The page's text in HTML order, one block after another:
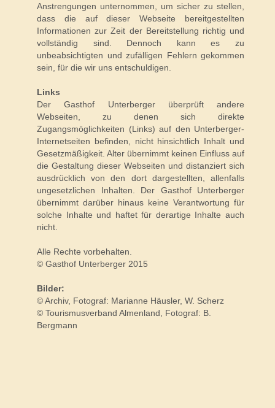
Anstrengungen unternommen, um sicher zu stellen,
dass die auf dieser Webseite bereitgestellten
Informationen zur Zeit der Bereitstellung richtig und
vollständig sind. Dennoch kann es zu
unbeabsichtigten und zufälligen Fehlern gekommen
sein, für die wir uns entschuldigen.
Links
Der Gasthof Unterberger überprüft andere
Webseiten, zu denen sich direkte
Zugangsmöglichkeiten (Links) auf den Unterberger-
Internetseiten befinden, nicht hinsichtlich Inhalt und
Gesetzmäßigkeit. Alter übernimmt keinen Einfluss auf
die Gestaltung dieser Webseiten und distanziert sich
ausdrücklich von den dort dargestellten, allenfalls
ungesetzlichen Inhalten. Der Gasthof Unterberger
übernimmt darüber hinaus keine Verantwortung für
solche Inhalte und haftet für derartige Inhalte auch
nicht.
Alle Rechte vorbehalten.
© Gasthof Unterberger 2015
Bilder:
© Archiv, Fotograf: Marianne Häusler, W. Scherz
© Tourismusverband Almenland, Fotograf: B.
Bergmann